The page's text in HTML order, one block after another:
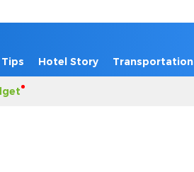
Hotel Story Transportation